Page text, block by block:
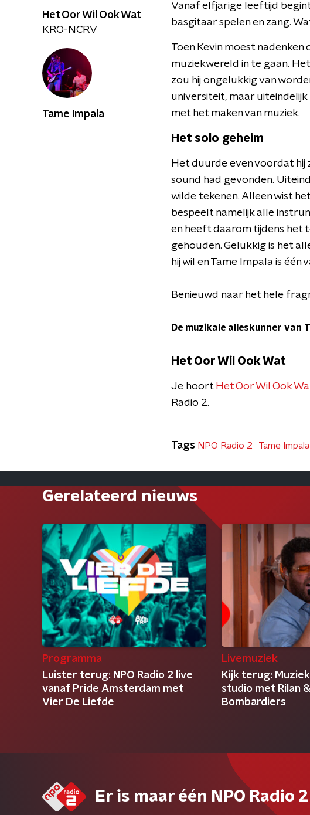
Vanaf elfjarige leeftijd
basgitaar spelen en zang.
Toen Kevin moest
muziekwereld in te gaan.
zou hij ongelukkig van
universiteit, maar
met het maken van muziek.
Het solo geheim
Het duurde even voordat hij
sound had gevonden.
wilde tekenen. Alleen wist
bespeelt namelijk alle
en heeft daarom tijdens het
gehouden. Gelukkig is het
hij wil en Tame Impala is
Benieuwd naar het hele
De muzikale alleskunner van
Het Oor Wil Ook Wat
Je hoort Het Oor Wil Ook
Radio 2.
Het Oor Wil Ook Wat
KRO-NCRV
Tame Impala
Tags NPO Radio 2 Tame Impala
Gerelateerd nieuws
Programma
Luister terug: NPO Radio 2 live
vanaf Pride Amsterdam met
Vier De Liefde
Livemuziek
Kijk terug:
studio met Rilan
Bombardiers
Er is maar één NPO Radio 2